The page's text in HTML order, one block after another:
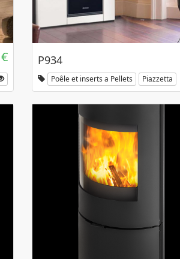
P934
Poêle et inserts a Pellets Piazzetta